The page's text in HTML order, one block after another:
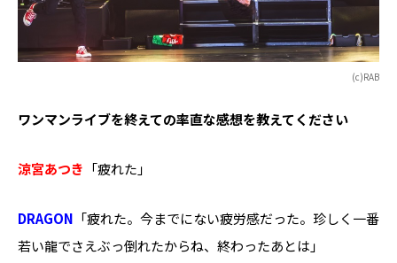
(c)RAB
――ワンマンライブを終えての率直な感想を教えてください
涼宮あつき 「疲れた」
DRAGON 「疲れた。今までにない疲労感だった。珍しく一番
若い龍でさえぶっ倒れたからね、終わったあとは」